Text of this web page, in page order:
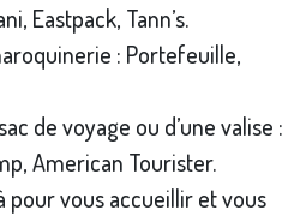
Eastpack, Tann’s.
: Portefeuille,
de voyage ou d’une valise :
American Tourister.
pour vous accueillir et vous